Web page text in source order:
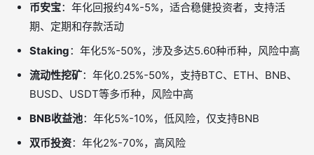
币安宝：年化回报约4%-5%，适合稳健投资者，支持活
期、定期和存款活动
Staking：年化5%-50%，涉及多达5.60种币种，风险中高
流动性挖矿：年化0.25%-50%，支持BTC、ETH、BNB、
BUSD、USDT等多币种，风险中高
BNB收益池：年化5%-10%，低风险，仅支持BNB
双币投资：年化2%-70%，高风险